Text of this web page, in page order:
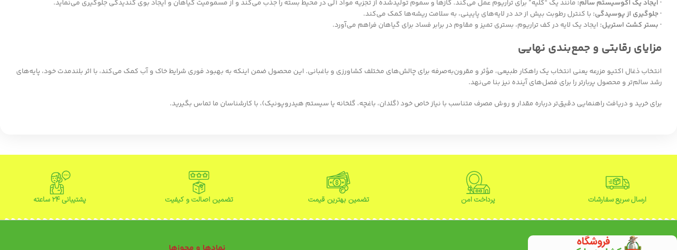
· ایجاد یک اکوسیستم سالم: مانند یک “کلیه” برای تراریوم عمل می‌کند. گازها و سموم تولیدشده از تجزیه مواد آلی در محیط بسته را جذب می‌کند و از مسمومیت گیاهان و ایجاد بوی گندیدگی جلوگیری می‌نماید.
· جلوگیری از پوسیدگی: با کنترل رطوبت بیش از حد در لایه‌های پایینی، به سلامت ریشه‌ها کمک می‌کند.
· بستر کشت استریل: ایجاد یک لایه در کف تراریوم، بستری تمیز و مقاوم در برابر فساد برای گیاهان فراهم می‌آورد.
مزایای رقابتی و جمع‌بندی نهایی
انتخاب ذغال اکتیو مزرعه یعنی انتخاب یک راهکار طبیعی، مؤثر و مقرون‌به‌صرفه برای چالش‌های مختلف کشاورزی و باغبانی. این محصول ضمن اینکه به بهبود فوری شرایط خاک و آب کمک می‌کند، با اثر بلندمدت خود، پایه‌های
رشد سالم‌تر و محصول پربارتر را برای فصل‌های آینده نیز بنا می‌نهد.
برای خرید و دریافت راهنمایی دقیق‌تر درباره مقدار و روش مصرف متناسب با نیاز خاص خود (گلدان، باغچه، گلخانه یا سیستم هیدروپونیک)، با کارشناسان ما تماس بگیرید.
ارسال سریع سفارشات پرداخت امن تضمین بهترین قیمت تضمین اصالت و کیفیت پشتیبانی ۲۴ ساعته